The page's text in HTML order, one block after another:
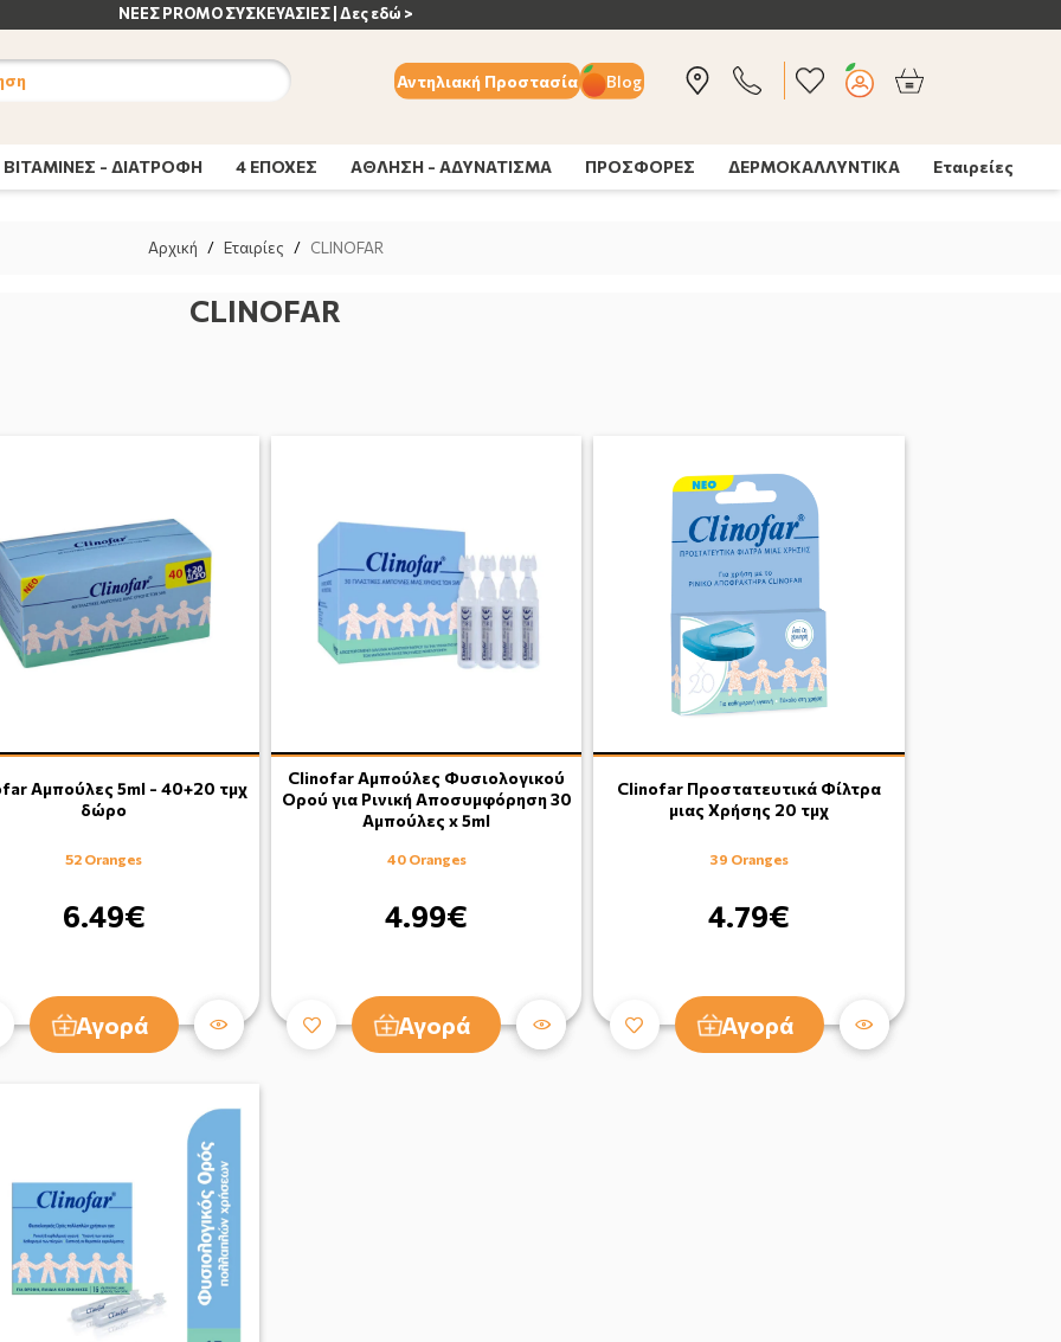
Αντηλιακή Προστασία Blog
ΒΙΤΑΜΙΝΕΣ - ΔΙΑΤΡΟΦΗ 4 ΕΠΟΧΕΣ ΑΘΛΗΣΗ - ΑΔΥΝΑΤΙΣΜΑ ΠΡΟΣΦΟΡΕΣ ΔΕΡΜΟΚΑΛΛΥΝΤΙΚΑ Εταιρείες
Αρχική / Εταιρίες / CLINOFAR
CLINOFAR
Αμπούλες 5ml - 40+20 τμχ
δώρο
52 Oranges
6.49€
Αγορά
Clinofar Αμπούλες Φυσιολογικού
Ορού για Ρινική Αποσυμφόρηση 30
Αμπούλες x 5ml
40 Oranges
4.99€
Αγορά
Clinofar Προστατευτικά Φίλτρα
μιας Χρήσης 20 τμχ
39 Oranges
4.79€
Αγορά